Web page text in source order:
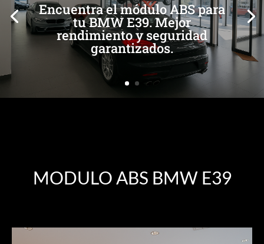
Encuentra el módulo ABS para
tu BMW E39. Mejor
rendimiento y seguridad
garantizados.
MODULO ABS BMW E39